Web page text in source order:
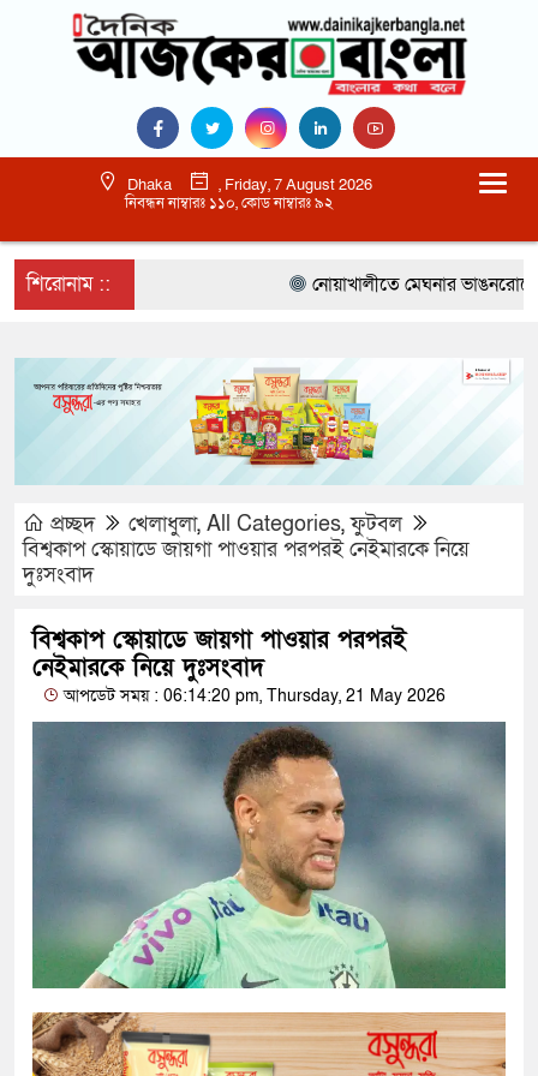
Dhaka
, Friday, 7 August 2026
নিবন্ধন নাম্বারঃ ১১০, কোড নাম্বারঃ ৯২
শিরোনাম :: নোয়াখালীতে মেঘনার ভাঙনরোধে
প্রচ্ছদ খেলাধুলা, All Categories,ফুটবল
বিশ্বকাপ স্কোয়াডে জায়গা পাওয়ার পরপরই নেইমারকে নিয়ে
দুঃসংবাদ
বিশ্বকাপ স্কোয়াডে জায়গা পাওয়ার পরপরই
নেইমারকে নিয়ে দুঃসংবাদ
আপডেট সময় : 06:14:20 pm, Thursday, 21 May 2026